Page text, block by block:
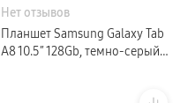
Нет отзывов
Планшет Samsung Galaxy Tab
A8 10.5″ 128Gb, темно-серый